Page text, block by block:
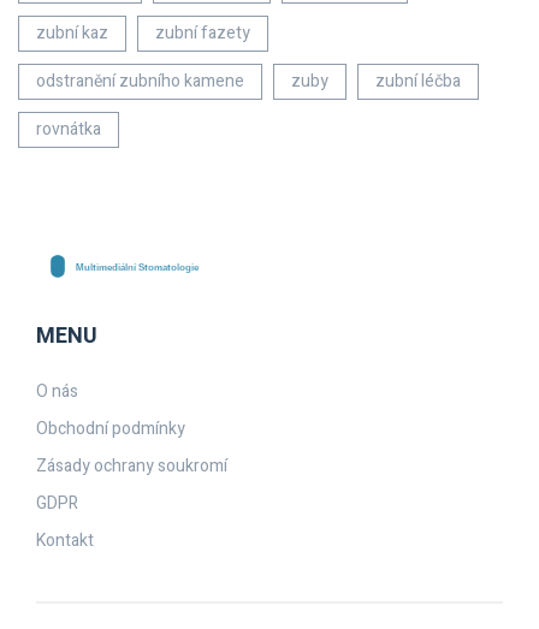
zubní kaz
zubní fazety
odstranění zubního kamene
zuby
zubní léčba
rovnátka
MENU
O nás
Obchodní podmínky
Zásady ochrany soukromí
GDPR
Kontakt